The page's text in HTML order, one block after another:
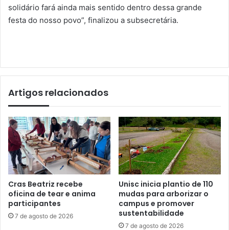
solidário fará ainda mais sentido dentro dessa grande
festa do nosso povo”, finalizou a subsecretária.
Artigos relacionados
Cras Beatriz recebe
oficina de tear e anima
participantes
7 de agosto de 2026
Unisc inicia plantio de 110
mudas para arborizar o
campus e promover
sustentabilidade
7 de agosto de 2026